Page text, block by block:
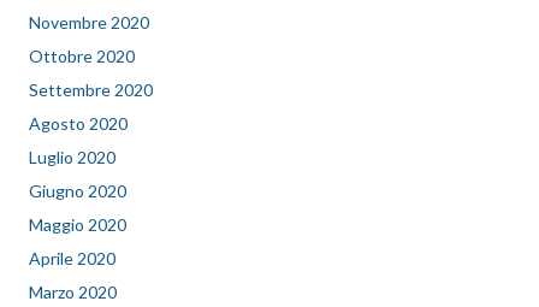
Novembre 2020
Ottobre 2020
Settembre 2020
Agosto 2020
Luglio 2020
Giugno 2020
Maggio 2020
Aprile 2020
Marzo 2020